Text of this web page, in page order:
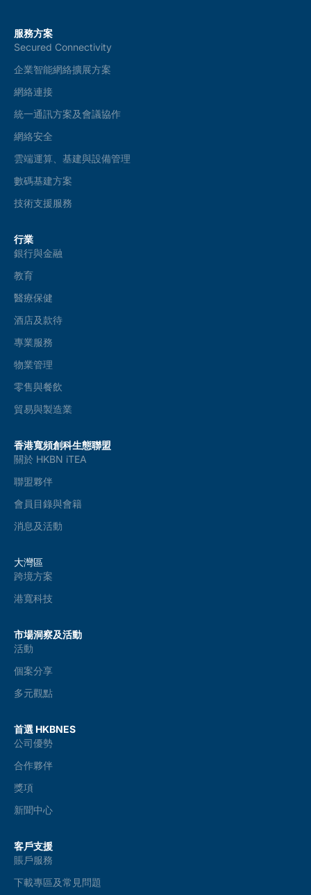
服務方案
Secured Connectivity
企業智能網絡擴展方案
網絡連接
統一通訊方案及會議協作
網絡安全
雲端運算、基建與設備管理
數碼基建方案
技術支援服務
行業
銀行與金融
教育
醫療保健
酒店及款待
專業服務
物業管理
零售與餐飲
貿易與製造業
香港寬頻創科生態聯盟
關於 HKBN iTEA
聯盟夥伴
會員目錄與會籍
消息及活動
大灣區
跨境方案
港寬科技
市場洞察及活動
活動
個案分享
多元觀點
首選 HKBNES
公司優勢
合作夥伴
獎項
新聞中心
客戶支援
賬戶服務
下載專區及常見問題